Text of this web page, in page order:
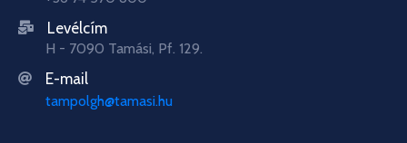
Levélcím
H - 7090 Tamási, Pf. 129.
E-mail
tampolgh@tamasi.hu